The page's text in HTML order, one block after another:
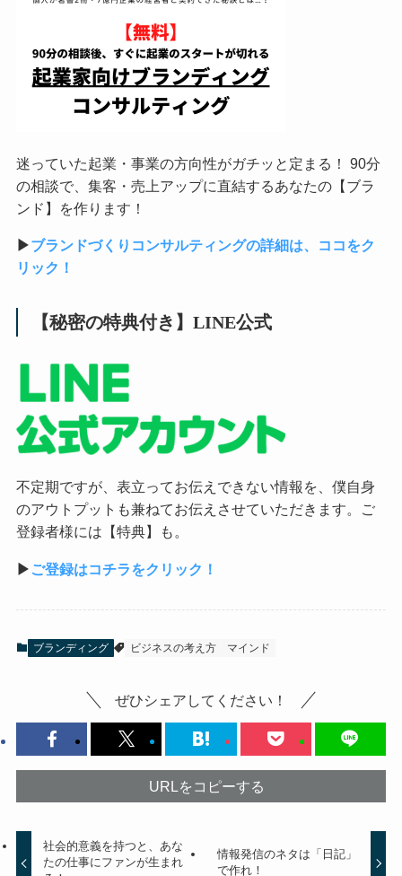
迷っていた起業・事業の方向性がガチッと定まる！ 90分
の相談で、集客・売上アップに直結するあなたの【ブラ
ンド】を作ります！
▶︎ブランドづくりコンサルティングの詳細は、ココをク
リック！
【秘密の特典付き】LINE公式
不定期ですが、表立ってお伝えできない情報を、僕自身
のアウトプットも兼ねてお伝えさせていただきます。ご
登録者様には【特典】も。
▶︎ ご登録はコチラをクリック！
ブランディング ビジネスの考え方 マインド
ぜひシェアしてください！
URLをコピーする
社会的意義を持つと、あな
たの仕事にファンが生まれ
情報発信のネタは「日記」
で作れ！